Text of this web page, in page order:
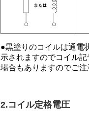
●黒塗りのコイルは通電
示されますのでコイル
場合もありますのでご注
2.コイル定格電圧